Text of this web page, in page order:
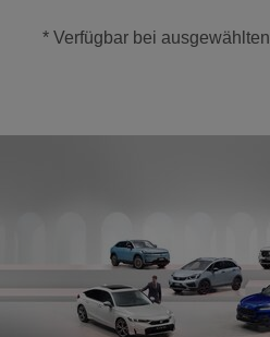
* Verfügbar bei